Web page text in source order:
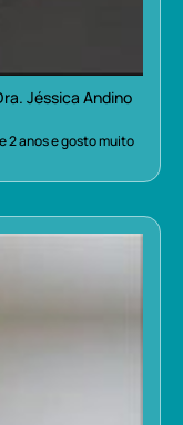
Jéssica Andino
2 anos e gosto muito